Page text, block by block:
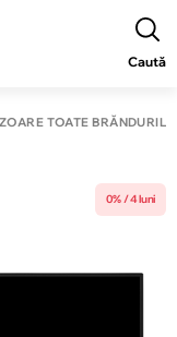
Caută
TOATE BRĂNDURILE
0% / 4 luni